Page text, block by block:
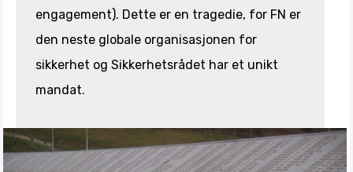
engagement). Dette er en tragedie, for FN er
den neste globale organisasjonen for
sikkerhet og Sikkerhetsrådet har et unikt
mandat.